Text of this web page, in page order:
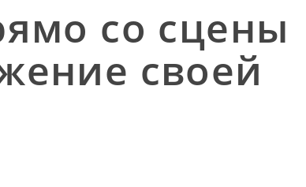
со сцены
своей